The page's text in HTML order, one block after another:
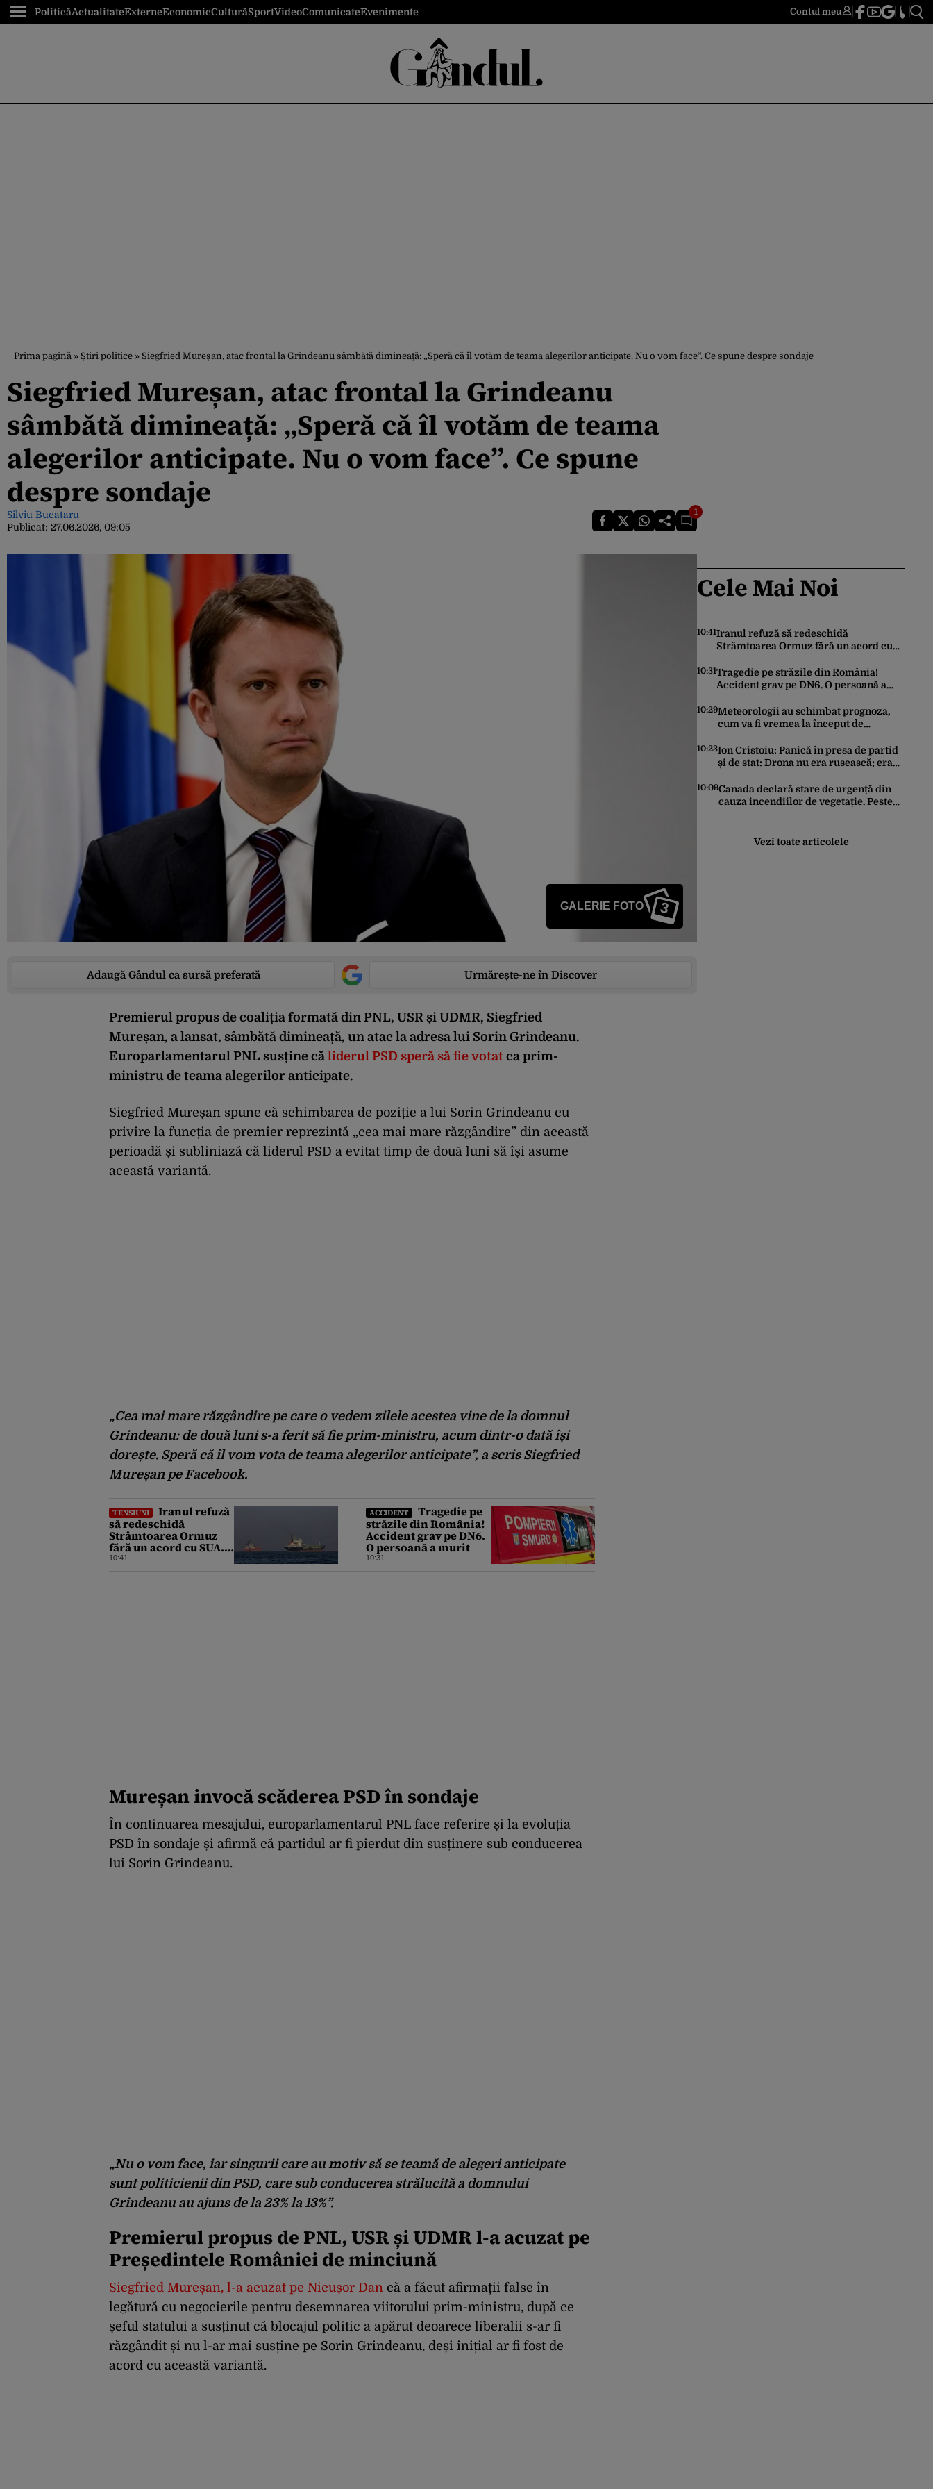
PoliticăActualitateExterneEconomicCulturăSportVideoComunicateEvenimente Contul meu
Prima pagină » Știri politice » Siegfried Mureșan, atac frontal la Grindeanu sâmbătă dimineață: „Speră că îl votăm de teama alegerilor anticipate. Nu o vom face”. Ce spune despre sondaje
Siegfried Mureșan, atac frontal la Grindeanu
sâmbătă dimineață: „Speră că îl votăm de teama
alegerilor anticipate. Nu o vom face”. Ce spune
despre sondaje
Silviu Bucataru
Publicat: 27.06.2026, 09:05
1
GALERIE FOTO 3
Adaugă Gândul ca sursă preferată Urmărește-ne în Discover
Premierul propus de coaliția formată din PNL, USR și UDMR, Siegfried
Mureșan, a lansat, sâmbătă dimineață, un atac la adresa lui Sorin Grindeanu.
Europarlamentarul PNL susține că liderul PSD speră să fie votat ca prim-
ministru de teama alegerilor anticipate.
Siegfried Mureșan spune că schimbarea de poziție a lui Sorin Grindeanu cu
privire la funcția de premier reprezintă „cea mai mare răzgândire” din această
perioadă și subliniază că liderul PSD a evitat timp de două luni să își asume
această variantă.
„Cea mai mare răzgândire pe care o vedem zilele acestea vine de la domnul
Grindeanu: de două luni s-a ferit să fie prim-ministru, acum dintr-o dată își
dorește. Speră că îl vom vota de teama alegerilor anticipate”, a scris Siegfried
Mureșan pe Facebook.
TENSIUNI
Iranul refuză
să redeschidă
Strâmtoarea Ormuz
fără un acord cu SUA.
Ce condiții pune
10:41
ACCIDENT
Tragedie pe
străzile din România!
Accident grav pe DN6.
O persoană a murit
10:31
Mureșan invocă scăderea PSD în sondaje
În continuarea mesajului, europarlamentarul PNL face referire și la evoluția
PSD în sondaje și afirmă că partidul ar fi pierdut din susținere sub conducerea
lui Sorin Grindeanu.
„Nu o vom face, iar singurii care au motiv să se teamă de alegeri anticipate
sunt politicienii din PSD, care sub conducerea strălucită a domnului
Grindeanu au ajuns de la 23% la 13%”.
Premierul propus de PNL, USR și UDMR l-a acuzat pe
Președintele României de minciună
Siegfried Mureșan, l-a acuzat pe Nicușor Dan că a făcut afirmații false în
legătură cu negocierile pentru desemnarea viitorului prim-ministru, după ce
șeful statului a susținut că blocajul politic a apărut deoarece liberalii s-ar fi
răzgândit și nu l-ar mai susține pe Sorin Grindeanu, deși inițial ar fi fost de
acord cu această variantă.
Cele Mai Noi
10:41Iranul refuză să redeschidă
Strâmtoarea Ormuz fără un acord cu
10:31Tragedie pe străzile din România!
Accident grav pe DN6. O persoană a
10:29Meteorologii au schimbat prognoza,
cum va fi vremea la început de
oră pentru Gândul
10:23Ion Cristoiu: Panică în presa de partid
și de stat: Drona nu era rusească; era
10:09Canada declară stare de urgență din
cauza incendiilor de vegetație. Peste
Vezi toate articolele